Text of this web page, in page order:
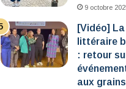
9 octobre
[Vidéo]
littéraire
: retour
aux grains